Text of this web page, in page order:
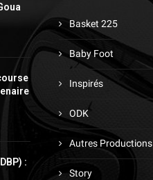
:
Basket 225
Baby Foot
Inspirés
ODK
Autres Productions
Story